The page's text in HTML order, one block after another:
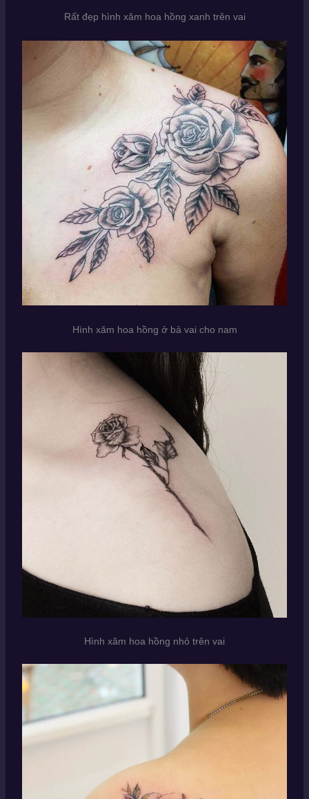
Rất đẹp hình xăm hoa hồng xanh trên vai
Hình xăm hoa hồng ở bả vai cho nam
Hình xăm hoa hồng nhỏ trên vai